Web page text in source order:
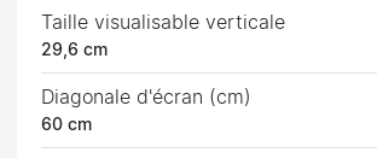
Taille visualisable verticale
29,6 cm
Diagonale d'écran (cm)
60 cm